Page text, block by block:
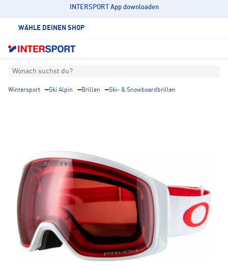
INTERSPORT App downloaden
WÄHLE DEINEN SHOP
Wonach suchst du?
Wintersport Ski Alpin Brillen Ski- & Snowboardbrillen